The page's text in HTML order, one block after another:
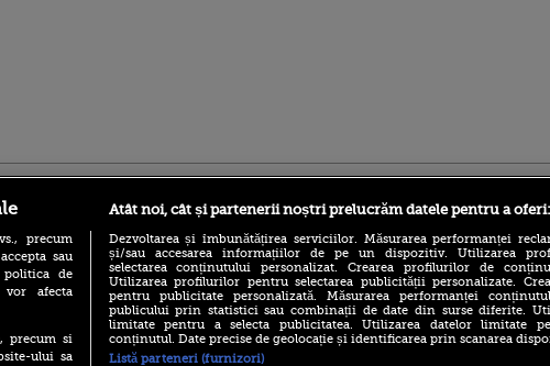
(P) Descoperă Lumea
precum
sau
de
afecta
precum si
ului sa
Atât noi, cât și partenerii noștri prelucrăm datele pentru a oferi:
Dezvoltarea și îmbunătățirea serviciilor. Măsurarea performanței
și/sau accesarea informațiilor de pe un dispozitiv. Utilizarea
selectarea conținutului personalizat. Crearea profilurilor de
Utilizarea profilurilor pentru selectarea publicității personalizate.
pentru publicitate personalizată. Măsurarea performanței
publicului prin statistici sau combinații de date din surse diferite.
limitate pentru a selecta publicitatea. Utilizarea datelor limitate
conținutul. Date precise de geolocație și identificarea prin scanarea
Listă parteneri (furnizori)